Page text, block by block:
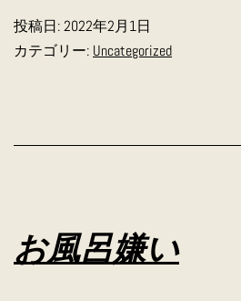
投稿日:2022年2月1日
カテゴリー: Uncategorized
お風呂嫌い